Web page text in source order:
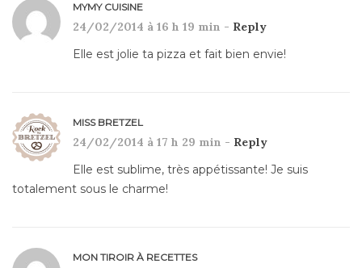
MYMY CUISINE
24/02/2014 à 16 h 19 min - Reply
Elle est jolie ta pizza et fait bien envie!
MISS BRETZEL
24/02/2014 à 17 h 29 min - Reply
Elle est sublime, très appétissante! Je suis
totalement sous le charme!
MON TIROIR À RECETTES